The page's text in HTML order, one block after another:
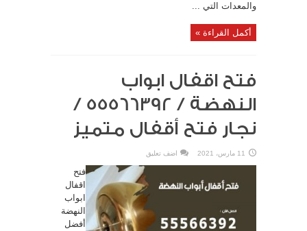
والمعدات التي ...
أكمل القراءة »
فتح اقفال ابواب
النهضة / 55566392 /
نجار فتح أقفال متميز
11 مارس، 2021 اضف تعليق
فتح
اقفال
ابواب
النهضة
أفضل